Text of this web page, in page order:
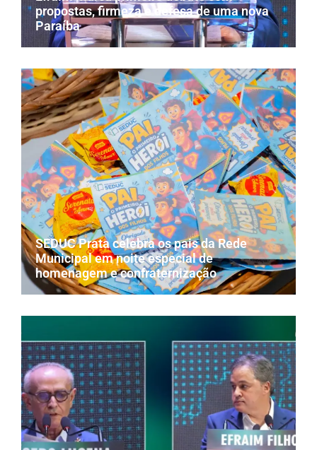
propostas, firmeza e defesa de uma nova
Paraíba
SEDUC Prata celebra os pais da Rede
Municipal em noite especial de
homenagem e confraternização